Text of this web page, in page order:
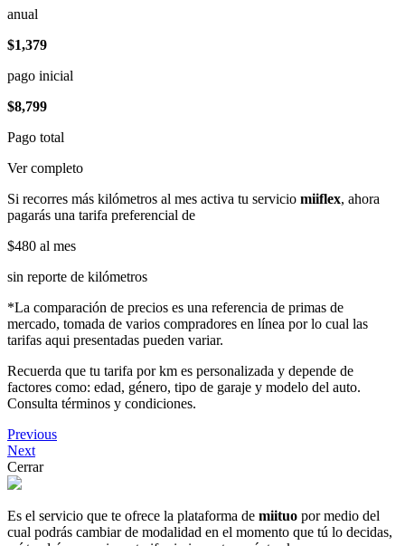
anual
$1,379
pago inicial
$8,799
Pago total
Ver completo
Si recorres más kilómetros al mes activa tu servicio miiflex, ahora
pagarás una tarifa preferencial de
$480 al mes
sin reporte de kilómetros
*La comparación de precios es una referencia de primas de
mercado, tomada de varios compradores en línea por lo cual las
tarifas aqui presentadas pueden variar.
Recuerda que tu tarifa por km es personalizada y depende de
factores como: edad, género, tipo de garaje y modelo del auto.
Consulta términos y condiciones.
Previous
Next
Cerrar
Es el servicio que te ofrece la plataforma de miituo por medio del
cual podrás cambiar de modalidad en el momento que tú lo decidas,